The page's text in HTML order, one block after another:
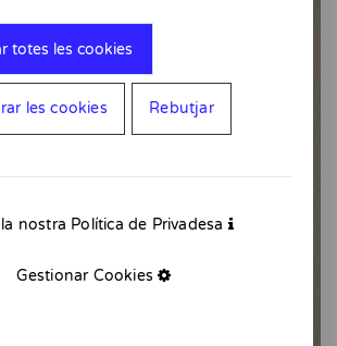
totes les cookies
les cookies Rebutjar
nostra Política de Privadesa
Gestionar Cookies